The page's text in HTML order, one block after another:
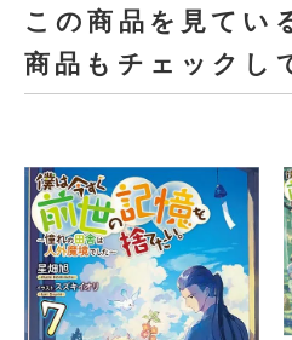
この商品を見てい
商品もチェックし